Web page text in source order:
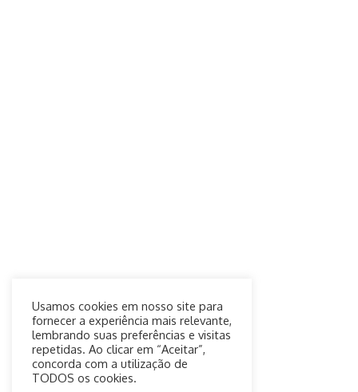
Usamos cookies em nosso site para
fornecer a experiência mais relevante,
lembrando suas preferências e visitas
repetidas. Ao clicar em “Aceitar”,
concorda com a utilização de
TODOS os cookies.